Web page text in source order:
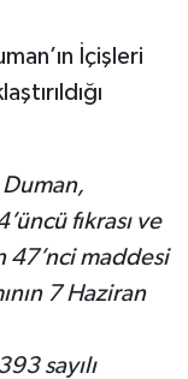
İçişleri
Duman,
fıkrası ve
47’nci maddesi
7 Haziran
sayılı